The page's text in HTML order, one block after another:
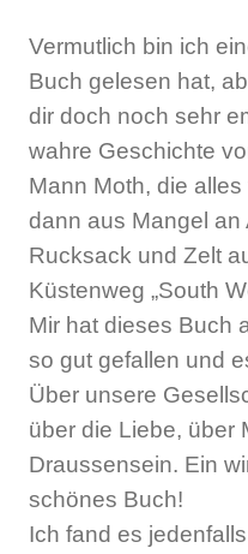
Vermutlich bin ich
Buch gelesen hat,
dir doch noch sehr
wahre Geschichte
Mann Moth, die
dann aus Mangel an
Rucksack und Zelt
Küstenweg „South
Mir hat dieses Buch
so gut gefallen und
Über unsere
über die Liebe, über
Draussensein. Ein
schönes Buch!
Ich fand es